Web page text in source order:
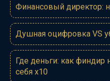
Финансовый директор:
Душная оцифровка VS
Где деньги: как финдир
себя х10